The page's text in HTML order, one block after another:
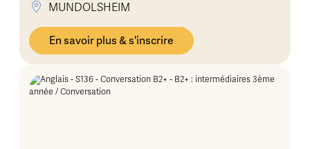
MUNDOLSHEIM
En savoir plus & s'inscrire